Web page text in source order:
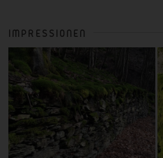
IMPRESSIONEN